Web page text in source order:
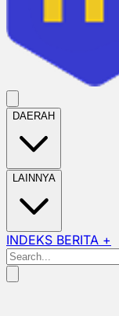
DAERAH
LAINNYA
INDEKS BERITA +